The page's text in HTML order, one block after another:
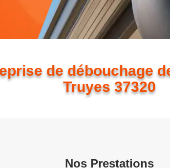
de débouchage
Truyes 37320
Nos Prestations